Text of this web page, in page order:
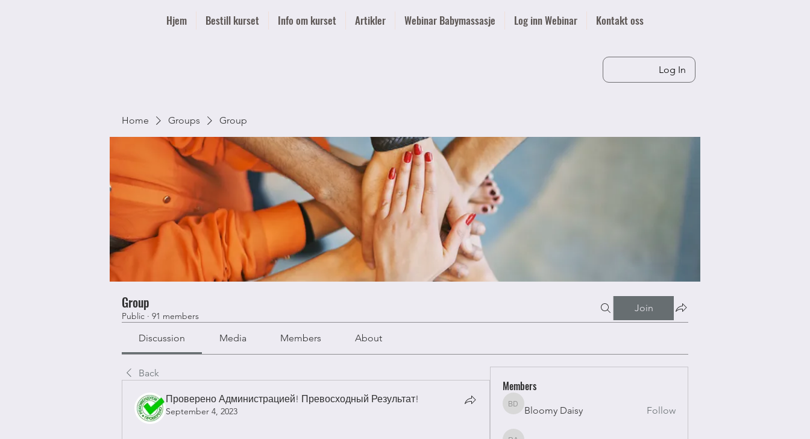
Hjem Bestill kurset Info om kurset Artikler Webinar Babymassasje Log inn Webinar Kontakt oss
Log In
Home Groups Group
Group
Public · 91 members
Join
Discussion Media Members About
Back
Проверено Администрацией! Превосходный Результат!
September 4, 2023
Members
Bloomy Daisy
Bloomy Daisy Follow